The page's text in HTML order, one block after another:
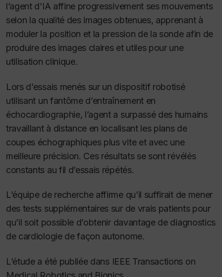
l’agent d’IA affine progressivement ses mouvements
selon la qualité des images obtenues, apprenant à
moduler la position et la pression de la sonde afin de
produire des images claires et utiles pour une
utilisation clinique.
Lors d’essais menés sur un dispositif robotisé
utilisant un fantôme d’entraînement en
échocardiographie, l’agent a surpassé des humains
travaillant à distance en localisant les plans de
coupes échographiques plus vite et avec une
meilleure précision. Ces résultats se sont révélés
constants au fil d’essais répétés.
L’équipe de recherche affirme qu’il suffirait de mener
des tests supplémentaires sur de vrais patients pour
qu’il soit possible d’obtenir davantage de diagnostics
de cardiologie de façon autonome.
L’étude a été publiée dans IEEE Transactions on